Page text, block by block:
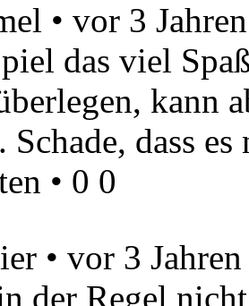
• vor 3 Jahren
das viel
kann
Schade, dass
• 0 0
• vor 3 Jahren
der Regel